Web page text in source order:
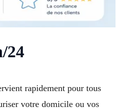
24
rapidement pour tous
votre domicile ou vos